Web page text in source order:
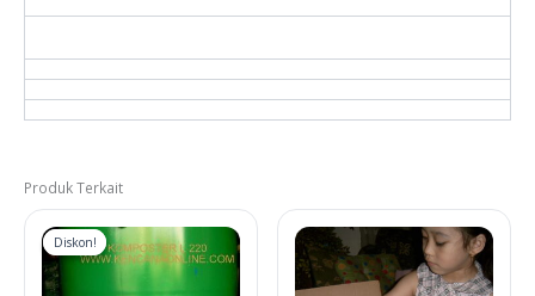
Produk Terkait
Diskon!
Diskon!